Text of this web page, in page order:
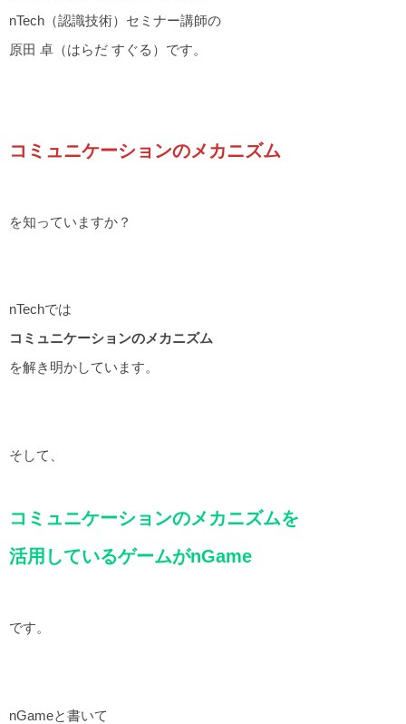
nTech（認識技術）セミナー講師の
原田 卓（はらだ すぐる）です。
コミュニケーションのメカニズム
を知っていますか？
nTechでは
コミュニケーションのメカニズム
を解き明かしています。
そして、
コミュニケーションのメカニズムを
活用しているゲームがnGame
です。
nGameと書いて